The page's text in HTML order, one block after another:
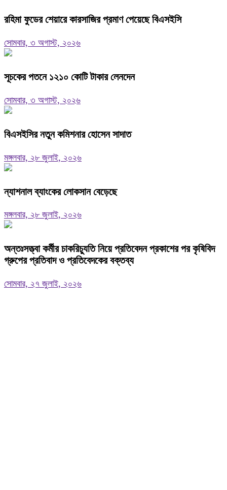
রহিমা ফুডের শেয়ারে কারসাজির প্রমাণ পেয়েছে বিএসইসি
সোমবার, ৩ অগাস্ট, ২০২৬
সূচকের পতনে ১২১০ কোটি টাকার লেনদেন
সোমবার, ৩ অগাস্ট, ২০২৬
বিএসইসির নতুন কমিশনার হোসেন সাদাত
মঙ্গলবার, ২৮ জুলাই, ২০২৬
ন্যাশনাল ব্যাংকের লোকসান বেড়েছে
মঙ্গলবার, ২৮ জুলাই, ২০২৬
অন্তঃসত্ত্বা কর্মীর চাকরিচ্যুতি নিয়ে প্রতিবেদন প্রকাশের পর কৃষিবিদ
গ্রুপের প্রতিবাদ ও প্রতিবেদকের বক্তব্য
সোমবার, ২৭ জুলাই, ২০২৬